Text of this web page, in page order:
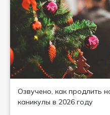
Озвучено, как продлить
каникулы в 2026 году